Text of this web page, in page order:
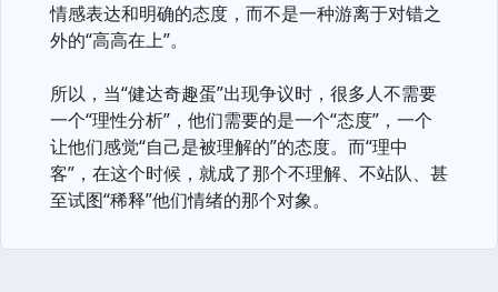
情感表达和明确的态度，而不是一种游离于对错之
外的“高高在上”。
所以，当“健达奇趣蛋”出现争议时，很多人不需要
一个“理性分析”，他们需要的是一个“态度”，一个
让他们感觉“自己是被理解的”的态度。而“理中
客”，在这个时候，就成了那个不理解、不站队、甚
至试图“稀释”他们情绪的那个对象。